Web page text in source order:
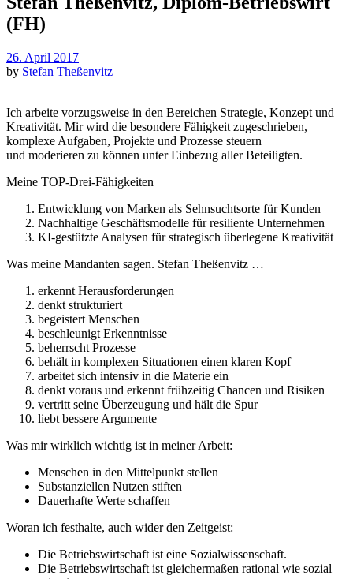
(FH)
26. April 2017
by Stefan Theßenvitz
Ich arbeite vorzugsweise in den Bereichen Strategie, Konzept und
Kreativität. Mir wird die besondere Fähigkeit zugeschrieben,
komplexe Aufgaben, Projekte und Prozesse steuern
und moderieren zu können unter Einbezug aller Beteiligten.
Meine TOP-Drei-Fähigkeiten
Entwicklung von Marken als Sehnsuchtsorte für Kunden
Nachhaltige Geschäftsmodelle für resiliente Unternehmen
KI-gestützte Analysen für strategisch überlegene Kreativität
Was meine Mandanten sagen. Stefan Theßenvitz …
erkennt Herausforderungen
denkt strukturiert
begeistert Menschen
beschleunigt Erkenntnisse
beherrscht Prozesse
behält in komplexen Situationen einen klaren Kopf
arbeitet sich intensiv in die Materie ein
denkt voraus und erkennt frühzeitig Chancen und Risiken
vertritt seine Überzeugung und hält die Spur
liebt bessere Argumente
Was mir wirklich wichtig ist in meiner Arbeit:
Menschen in den Mittelpunkt stellen
Substanziellen Nutzen stiften
Dauerhafte Werte schaffen
Woran ich festhalte, auch wider den Zeitgeist:
Die Betriebswirtschaft ist eine Sozialwissenschaft.
Die Betriebswirtschaft ist gleichermaßen rational wie sozial